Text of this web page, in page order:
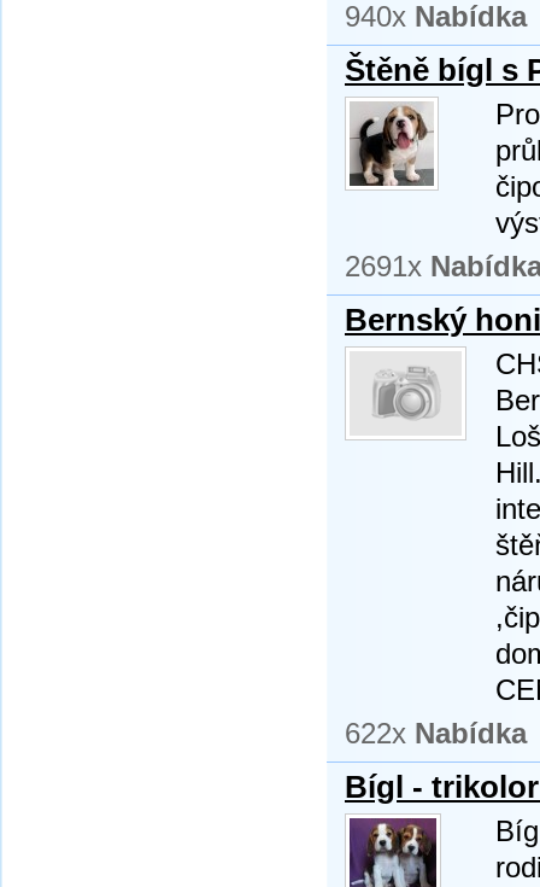
940x Nabídka
Štěně bígl s
2691x
Bernský
622x Nabídka
Bígl -